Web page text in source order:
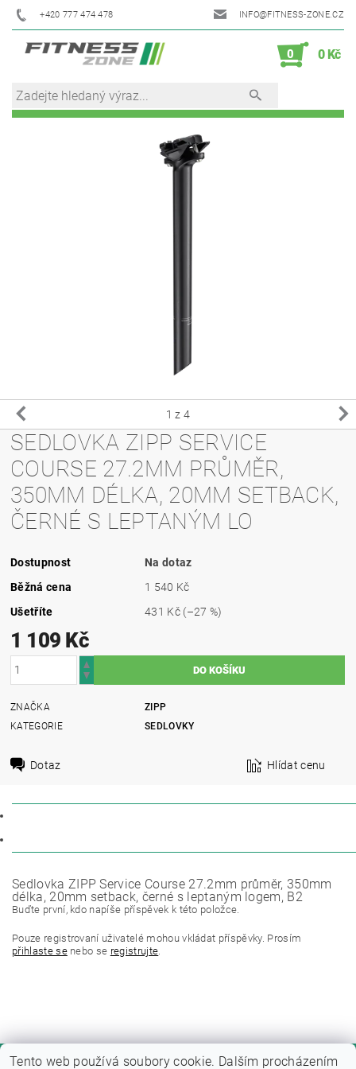
+420 777 474 478 INFO@FITNESS-ZONE.CZ
0 0 Kč
1 z 4
SEDLOVKA ZIPP SERVICE
COURSE 27.2MM PRŮMĚR,
350MM DÉLKA, 20MM SETBACK,
ČERNÉ S LEPTANÝM LO
Dostupnost
Na dotaz
Běžná cena
1 540 Kč
Ušetříte
431 Kč (–27 %)
1 109 Kč
ZNAČKA
ZIPP
KATEGORIE
SEDLOVKY
Dotaz Hlídat cenu
Sedlovka ZIPP Service Course 27.2mm průměr, 350mm
délka, 20mm setback, černé s leptaným logem, B2
Buďte první, kdo napíše příspěvek k této položce.
Pouze registrovaní uživatelé mohou vkládat příspěvky. Prosím
přihlaste senebo se registrujte.
Tento web používá soubory cookie. Dalším procházením